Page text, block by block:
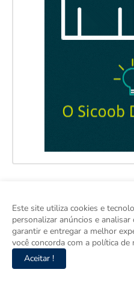
Este site utiliza cookies e
personalizar anúncios e
garantir e entregar a melhor
você concorda com a política
Aceitar !